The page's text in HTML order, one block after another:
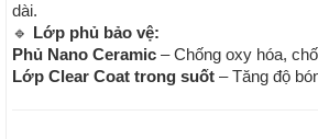
dài.
🔹
Lớp phủ bảo vệ:
Phủ Nano Ceramic – Chống oxy hóa,
Lớp Clear Coat trong suốt – Tăng độ